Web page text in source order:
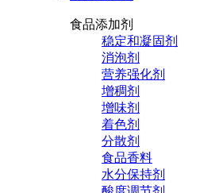
食品添加剂
稳定和凝固剂
消泡剂
营养强化剂
增稠剂
增味剂
着色剂
分散剂
食品香料
水分保持剂